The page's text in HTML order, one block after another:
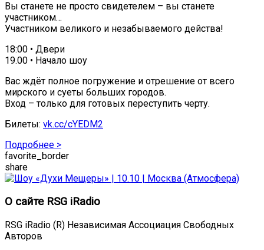
Вы станете не просто свидетелем – вы станете
участником…
Участником великого и незабываемого действа!
18:00 • Двери
19.00 • Начало шоу
Вас ждёт полное погружение и отрешение от всего
мирского и суеты больших городов.
Вход – только для готовых переступить черту.
Билеты: vk.cc/cYEDM2
Подробнее >
favorite_border
share
О сайте RSG iRadio
RSG iRadio (R) Независимая Ассоциация Свободных
Авторов